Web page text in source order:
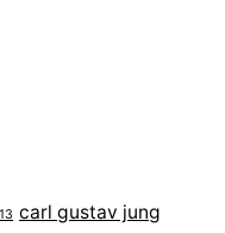
carl gustav jung